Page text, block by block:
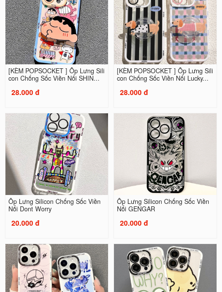
[KÈM POPSOCKET ] Ốp Lưng Sili
con Chống Sốc Viền Nổi SHIN...
28.000 đ
[KÈM POPSOCKET ] Ốp Lưng Sili
con Chống Sốc Viền Nổi Lucky...
28.000 đ
Ốp Lưng Silicon Chống Sốc Viền
Nổi Dont Worry
20.000 đ
Ốp Lưng Silicon Chống Sốc Viền
Nổi GENGAR
20.000 đ